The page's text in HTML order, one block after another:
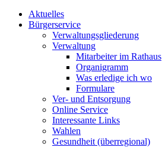
Aktuelles
Bürgerservice
Verwaltungsgliederung
Verwaltung
Mitarbeiter im Rathaus
Organigramm
Was erledige ich wo
Formulare
Ver- und Entsorgung
Online Service
Interessante Links
Wahlen
Gesundheit (überregional)